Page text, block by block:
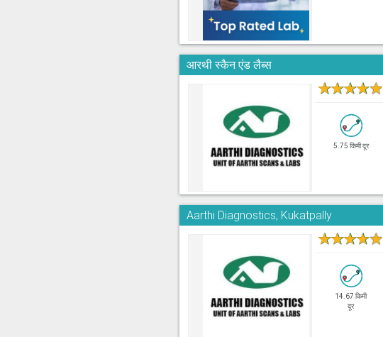
आरथी स्कैन एंड लैब्स
★★★★★
5.75 किमी दूर
Aarthi Diagnostics, Kukatpally
★★★★★
14.67 किमी
दूर